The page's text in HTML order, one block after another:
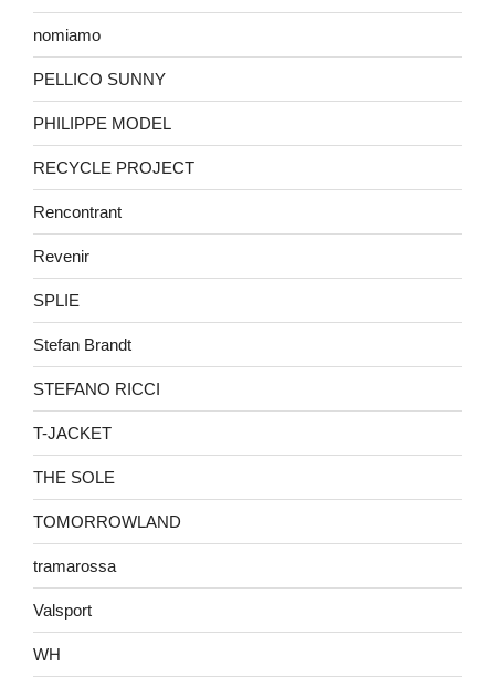
nomiamo
PELLICO SUNNY
PHILIPPE MODEL
RECYCLE PROJECT
Rencontrant
Revenir
SPLIE
Stefan Brandt
STEFANO RICCI
T-JACKET
THE SOLE
TOMORROWLAND
tramarossa
Valsport
WH